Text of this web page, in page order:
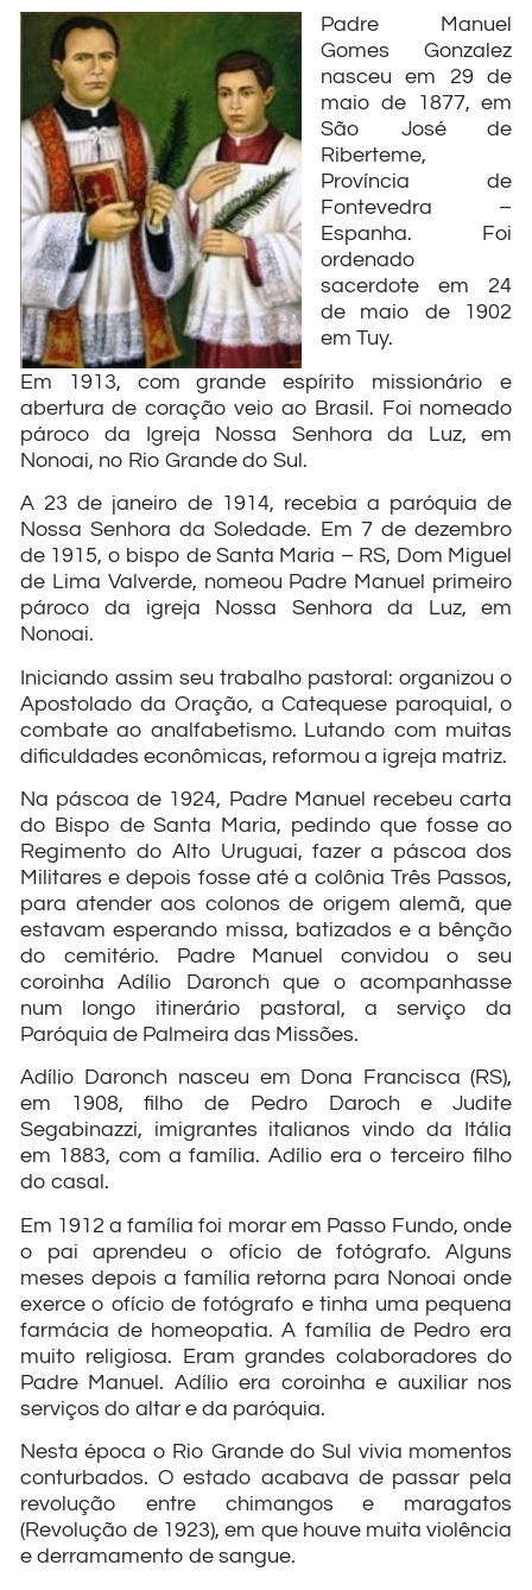
Padre Manuel
Gomes Gonzalez
nasceu em 29 de
maio de 1877, em
São José de
Riberteme,
Província de
Fontevedra –
Espanha. Foi
ordenado
sacerdote em 24
de maio de 1902
em Tuy.
Em 1913, com grande espírito missionário e
abertura de coração veio ao Brasil. Foi nomeado
pároco da Igreja Nossa Senhora da Luz, em
Nonoai, no Rio Grande do Sul.
A 23 de janeiro de 1914, recebia a paróquia de
Nossa Senhora da Soledade. Em 7 de dezembro
de 1915, o bispo de Santa Maria – RS, Dom Miguel
de Lima Valverde, nomeou Padre Manuel primeiro
pároco da igreja Nossa Senhora da Luz, em
Nonoai.
Iniciando assim seu trabalho pastoral: organizou o
Apostolado da Oração, a Catequese paroquial, o
combate ao analfabetismo. Lutando com muitas
dificuldades econômicas, reformou a igreja matriz.
Na páscoa de 1924, Padre Manuel recebeu carta
do Bispo de Santa Maria, pedindo que fosse ao
Regimento do Alto Uruguai, fazer a páscoa dos
Militares e depois fosse até a colônia Três Passos,
para atender aos colonos de origem alemã, que
estavam esperando missa, batizados e a bênção
do cemitério. Padre Manuel convidou o seu
coroinha Adílio Daronch que o acompanhasse
num longo itinerário pastoral, a serviço da
Paróquia de Palmeira das Missões.
Adílio Daronch nasceu em Dona Francisca (RS),
em 1908, filho de Pedro Daroch e Judite
Segabinazzi, imigrantes italianos vindo da Itália
em 1883, com a família. Adílio era o terceiro filho
do casal.
Em 1912 a família foi morar em Passo Fundo, onde
o pai aprendeu o ofício de fotógrafo. Alguns
meses depois a família retorna para Nonoai onde
exerce o ofício de fotógrafo e tinha uma pequena
farmácia de homeopatia. A família de Pedro era
muito religiosa. Eram grandes colaboradores do
Padre Manuel. Adílio era coroinha e auxiliar nos
serviços do altar e da paróquia.
Nesta época o Rio Grande do Sul vivia momentos
conturbados. O estado acabava de passar pela
revolução entre chimangos e maragatos
(Revolução de 1923), em que houve muita violência
e derramamento de sangue.